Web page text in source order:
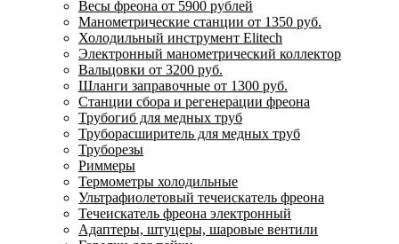
Весы фреона от 5900 рублей
Манометрические станции от 1350 руб.
Холодильный инструмент Elitech
Электронный манометрический коллектор
Вальцовки от 3200 руб.
Шланги заправочные от 1300 руб.
Станции сбора и регенерации фреона
Трубогиб для медных труб
Труборасширитель для медных труб
Труборезы
Риммеры
Термометры холодильные
Ультрафиолетовый течеискатель фреона
Течеискатель фреона электронный
Адаптеры, штуцеры, шаровые вентили